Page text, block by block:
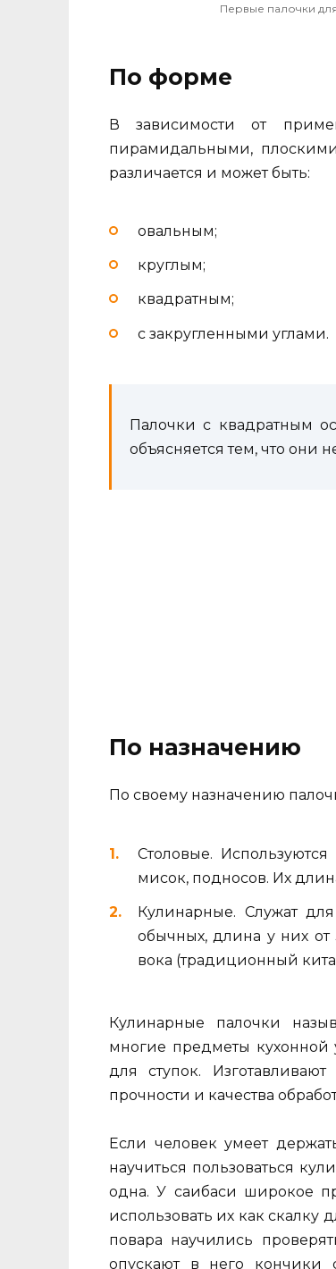
Первые палочки
По форме
В зависимости от
пирамидальными,
различается и может быть:
овальным;
круглым;
квадратным;
с закругленными углами.
Палочки с квадратным
объясняется тем, что они
По назначению
По своему назначению
Столовые.
мисок, подносов. Их
Кулинарные. Служат
обычных, длина у них от
вока (традиционный
Кулинарные палочки
многие предметы кухонной
для ступок.
прочности и качества
Если человек умеет
научиться пользоваться
одна. У саибаси широкое
использовать их как скалку
повара научились
опускают в него кончики